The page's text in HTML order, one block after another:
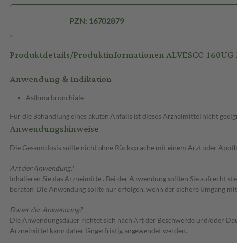
PZN: 16702879
Produktdetails/Produktinformationen ALVESCO 160UG
Anwendung & Indikation
Asthma bronchiale
Für die Behandlung eines akuten Anfalls ist dieses Arzneimittel nicht
Anwendungshinweise
Die Gesamtdosis sollte nicht ohne Rücksprache mit einem Arzt oder
Art der Anwendung?
Inhalieren Sie das Arzneimittel. Bei der Anwendung sollten Sie aufrecht
beraten. Die Anwendung sollte nur erfolgen, wenn der sichere Umgang
Dauer der Anwendung?
Die Anwendungsdauer richtet sich nach Art der Beschwerde und/oder
Arzneimittel kann daher längerfristig angewendet werden.